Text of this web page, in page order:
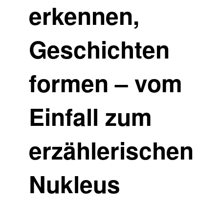
erkennen,
Geschichten
formen – vom
Einfall zum
erzählerischen
Nukleus